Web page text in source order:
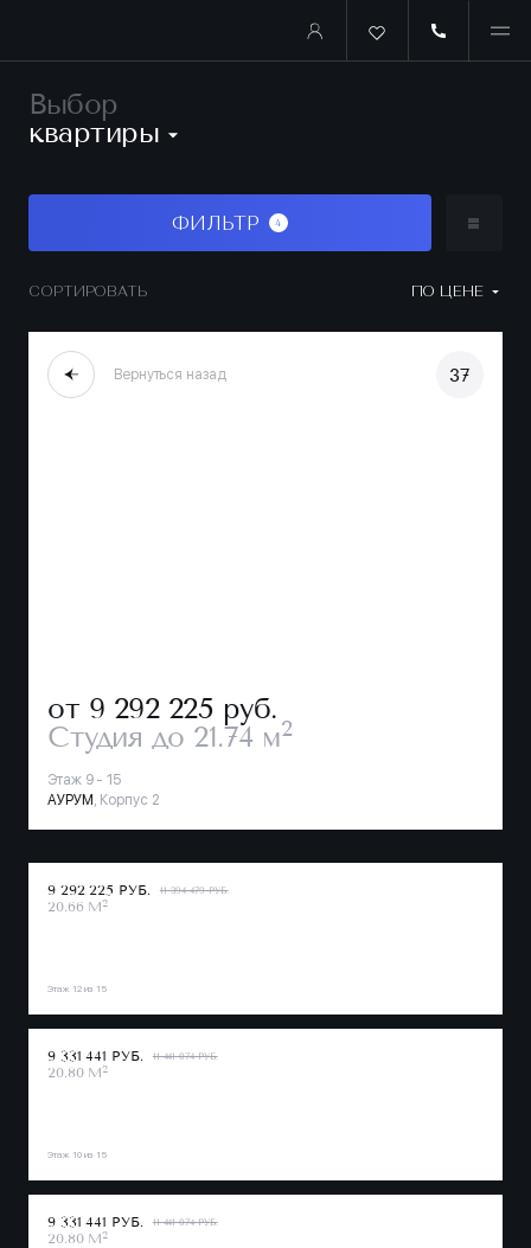
Выбор
квартиры
СОРТИРОВАТЬ ПО ЦЕНЕ
ФИЛЬТР 4
Вернуться назад 37
от 9 292 225 руб.
Студия до 21.74 м2
Этаж 9 - 15
АУРУМ , Корпус 2
9 292 225 РУБ. 11 394 479 РУБ.
20.66 М2
Этаж 12 из 15
9 331 441 РУБ. 11 441 074 РУБ.
20.80 М2
Этаж 10 из 15
9 331 441 РУБ. 11 441 074 РУБ.
20.80 М2